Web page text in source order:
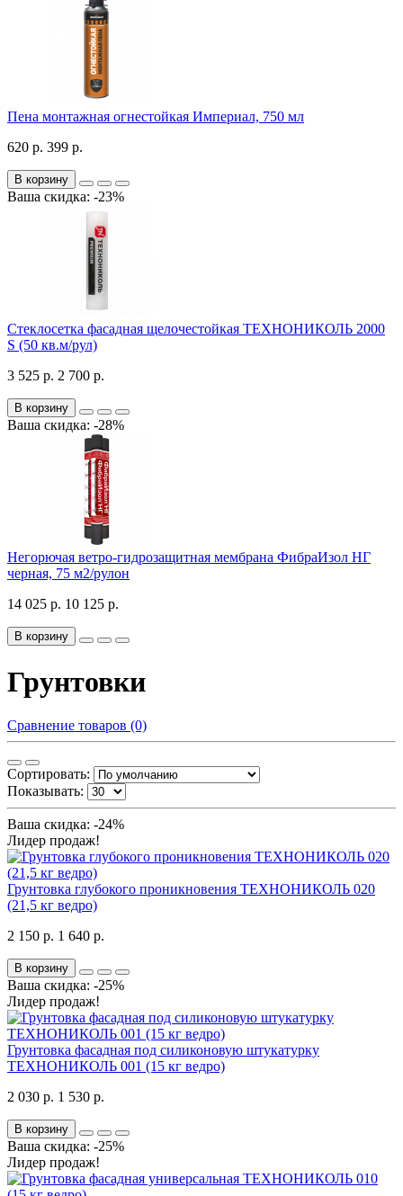
Пена монтажная огнестойкая Империал, 750 мл
620 р. 399 р.
В корзину
Ваша скидка: -23%
Стеклосетка фасадная щелочестойкая ТЕХНОНИКОЛЬ 2000
S (50 кв.м/рул)
3 525 р. 2 700 р.
В корзину
Ваша скидка: -28%
Негорючая ветро-гидрозащитная мембрана ФибраИзол НГ
черная, 75 м2/рулон
14 025 р. 10 125 р.
В корзину
Грунтовки
Сравнение товаров (0)
Сортировать:
Показывать:
Ваша скидка: -24%
Лидер продаж!
Грунтовка глубокого проникновения ТЕХНОНИКОЛЬ 020
(21,5 кг ведро)
2 150 р. 1 640 р.
В корзину
Ваша скидка: -25%
Лидер продаж!
Грунтовка фасадная под силиконовую штукатурку
ТЕХНОНИКОЛЬ 001 (15 кг ведро)
2 030 р. 1 530 р.
В корзину
Ваша скидка: -25%
Лидер продаж!